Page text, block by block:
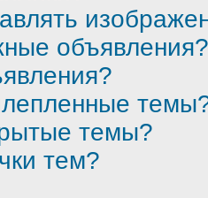
объявления?
темы?
тем?